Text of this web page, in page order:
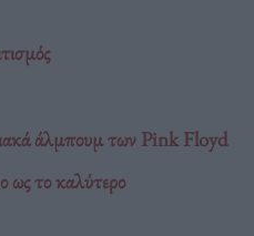
άλμπουμ των Pink Floyd
ως το καλύτερο